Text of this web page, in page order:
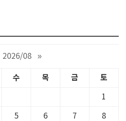
2026/08 »
수 목 금 토
1
5 6 7 8